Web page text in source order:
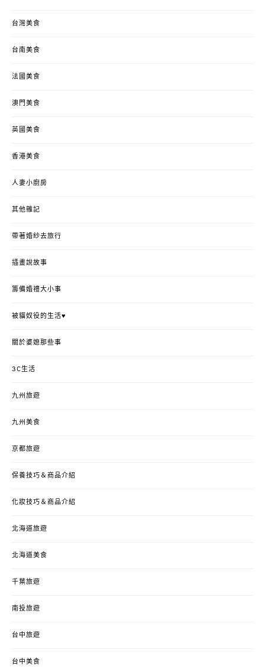
台灣美食
台南美食
法國美食
澳門美食
英國美食
香港美食
人妻小廚房
其他雜記
帶著婚紗去旅行
插畫說故事
籌備婚禮大小事
被貓奴役的生活♥
關於婆媳那些事
3C生活
九州旅遊
九州美食
京都旅遊
保養技巧＆商品介紹
化妝技巧＆商品介紹
北海道旅遊
北海道美食
千葉旅遊
南投旅遊
台中旅遊
台中美食